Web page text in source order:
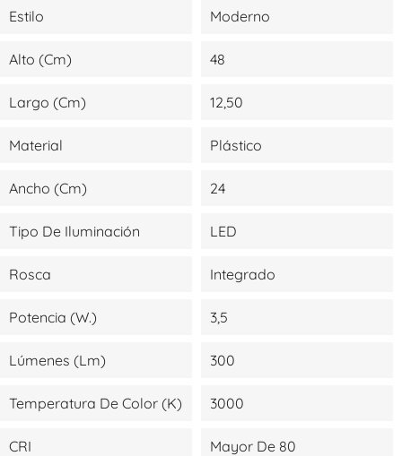
Estilo Moderno
Alto (cm) 48
Largo (cm) 12,50
Material Plástico
Ancho (cm) 24
Tipo De Iluminación LED
Rosca Integrado
Potencia (W.) 3,5
Lúmenes (lm) 300
Temperatura De Color (K) 3000
CRI Mayor De 80